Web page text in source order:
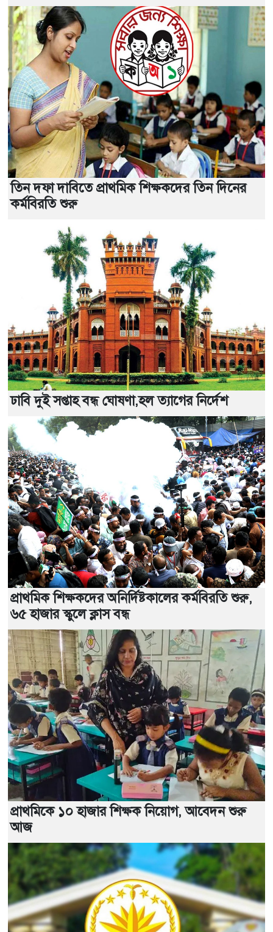
তিন দফা দাবিতে প্রাথমিক শিক্ষকদের তিন দিনের
কর্মবিরতি শুরু
ঢাবি দুই সপ্তাহ বন্ধ ঘোষণা,হল ত্যাগের নির্দেশ
প্রাথমিক শিক্ষকদের অনির্দিষ্টকালের কর্মবিরতি শুরু,
৬৫ হাজার স্কুলে ক্লাস বন্ধ
প্রাথমিকে ১০ হাজার শিক্ষক নিয়োগ, আবেদন শুরু
আজ